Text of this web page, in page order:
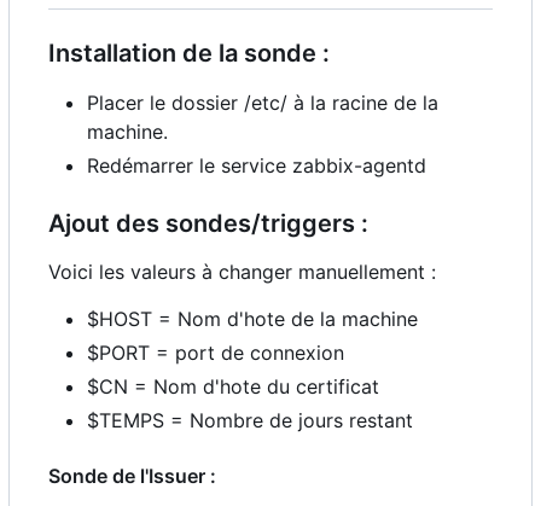
Installation de la sonde :
Placer le dossier /etc/ à la racine de la
machine.
Redémarrer le service zabbix-agentd
Ajout des sondes/triggers :
Voici les valeurs à changer manuellement :
$HOST = Nom d'hote de la machine
$PORT = port de connexion
$CN = Nom d'hote du certificat
$TEMPS = Nombre de jours restant
Sonde de l'Issuer :